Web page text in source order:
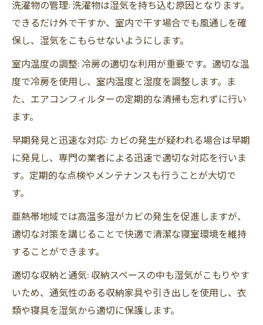
洗濯物の管理: 洗濯物は湿気を持ち込む原因となります。
できるだけ外で干すか、室内で干す場合でも風通しを確
保し、湿気をこもらせないようにします。
室内温度の調整: 冷房の適切な利用が重要です。適切な温
度で冷房を使用し、室内温度と湿度を調整します。ま
た、エアコンフィルターの定期的な清掃も忘れずに行い
ます。
早期発見と迅速な対応: カビの発生が疑われる場合は早期
に発見し、専門の業者による迅速で適切な対応を行いま
す。定期的な点検やメンテナンスも行うことが大切で
す。
亜熱帯地域では高温多湿がカビの発生を促進しますが、
適切な対策を講じることで快適で清潔な寝室環境を維持
することができます。
適切な収納と通気: 収納スペースの中も湿気がこもりやす
いため、通気性のある収納家具や引き出しを使用し、衣
類や寝具を湿気から適切に保護します。